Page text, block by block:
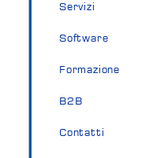
Servizi
Software
Formazione
B2B
Contatti